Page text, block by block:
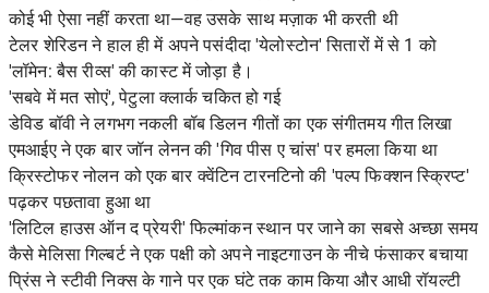
कोई भी ऐसा नहीं करता था—वह उसके साथ मज़ाक भी करती थी
टेलर शेरिडन ने हाल ही में अपने पसंदीदा 'येलोस्टोन' सितारों में से 1 को
'लॉमेन: बैस रीव्स' की कास्ट में जोड़ा है।
'सबवे में मत सोएं', पेटुला क्लार्क चकित हो गई
डेविड बॉवी ने लगभग नकली बॉब डिलन गीतों का एक संगीतमय गीत लिखा
एमआईए ने एक बार जॉन लेनन की 'गिव पीस ए चांस' पर हमला किया था
क्रिस्टोफर नोलन को एक बार क्वेंटिन टारनटिनो की 'पल्प फिक्शन स्क्रिप्ट'
पढ़कर पछतावा हुआ था
'लिटिल हाउस ऑन द प्रेयरी' फिल्मांकन स्थान पर जाने का सबसे अच्छा समय
कैसे मेलिसा गिल्बर्ट ने एक पक्षी को अपने नाइटगाउन के नीचे फंसाकर बचाया
प्रिंस ने स्टीवी निक्स के गाने पर एक घंटे तक काम किया और आधी रॉयल्टी